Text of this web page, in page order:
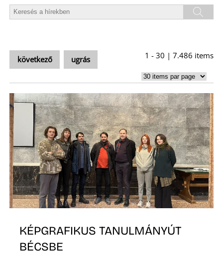
következő ugrás 1 - 30 | 7.486 items
KÉPGRAFIKUS TANULMÁNYÚT
BÉCSBE